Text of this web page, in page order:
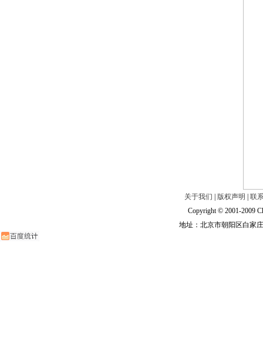
关于我们 版权声明
联
Copyright © 2001-2009
地址：北京市朝阳区白家